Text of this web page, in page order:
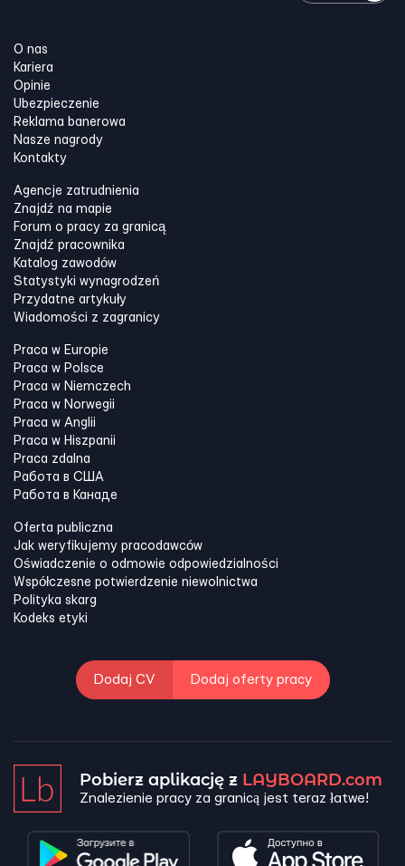
O nas
Kariera
Opinie
Ubezpieczenie
Reklama banerowa
Nasze nagrody
Kontakty
Agencje zatrudnienia
Znajdź na mapie
Forum o pracy za granicą
Znajdź pracownika
Katalog zawodów
Statystyki wynagrodzeń
Przydatne artykuły
Wiadomości z zagranicy
Praca w Europie
Praca w Polsce
Praca w Niemczech
Praca w Norwegii
Praca w Anglii
Praca w Hiszpanii
Praca zdalna
Работа в США
Работа в Канадe
Oferta publiczna
Jak weryfikujemy pracodawców
Oświadczenie o odmowie odpowiedzialności
Współczesne potwierdzenie niewolnictwa
Polityka skarg
Kodeks etyki
Dodaj CV Dodaj oferty pracy
Pobierz aplikację z LAYBOARD.com
Znalezienie pracy za granicą jest teraz łatwe!